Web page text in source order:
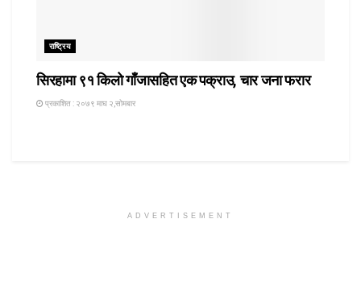
राष्ट्रिय
सिरहामा ९१ किलो गाँजासहित एक पक्राउ, चार जना फरार
प्रकाशित : २०७९ माघ २,सोमबार
ADVERTISEMENT